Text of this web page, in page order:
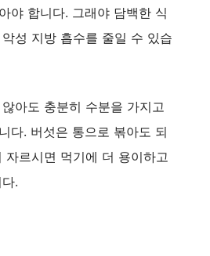
야 합니다. 그래야 담백한 식
성 지방 흡수를 줄일 수 있습
아도 충분히 수분을 가지고
다. 버섯은 통으로 볶아도 되
자르시면 먹기에 더 용이하고
.